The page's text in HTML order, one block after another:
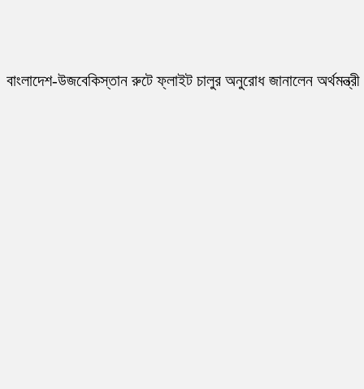
বাংলাদেশ-উজবেকিস্তান রুটে ফ্লাইট চালুর অনুরোধ জানালেন অর্থমন্ত্রী